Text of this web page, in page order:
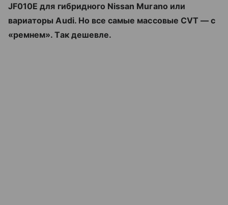
JF010E для гибридного Nissan Murano или
вариаторы Audi. Но все самые массовые CVT — с
«ремнем». Так дешевле.